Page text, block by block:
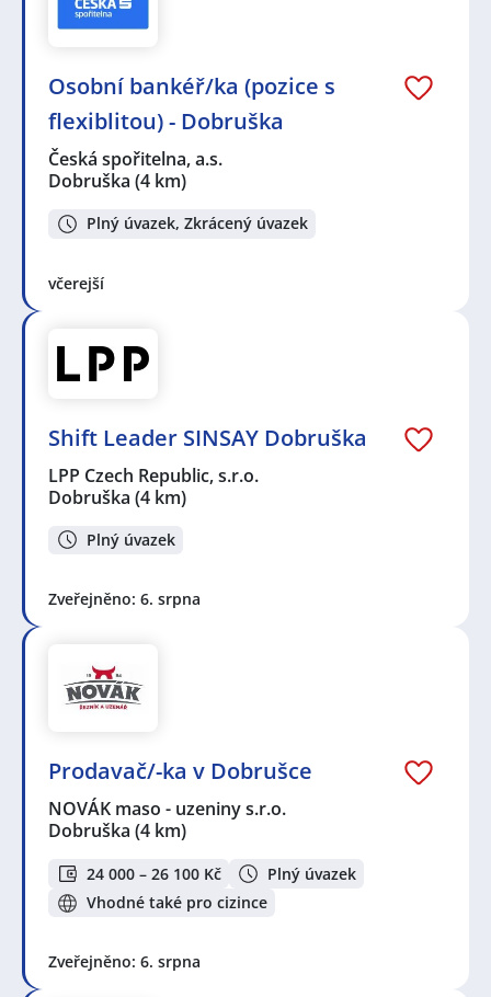
Osobní bankéř/ka (pozice s
flexiblitou) - Dobruška
Česká spořitelna, a.s.
Dobruška (4 km)
Plný úvazek, Zkrácený úvazek
včerejší
Shift Leader SINSAY Dobruška
LPP Czech Republic, s.r.o.
Dobruška (4 km)
Plný úvazek
Zveřejněno: 6. srpna
Prodavač/-ka v Dobrušce
NOVÁK maso - uzeniny s.r.o.
Dobruška (4 km)
24 000 – 26 100 Kč
Plný úvazek
Vhodné také pro cizince
Zveřejněno: 6. srpna